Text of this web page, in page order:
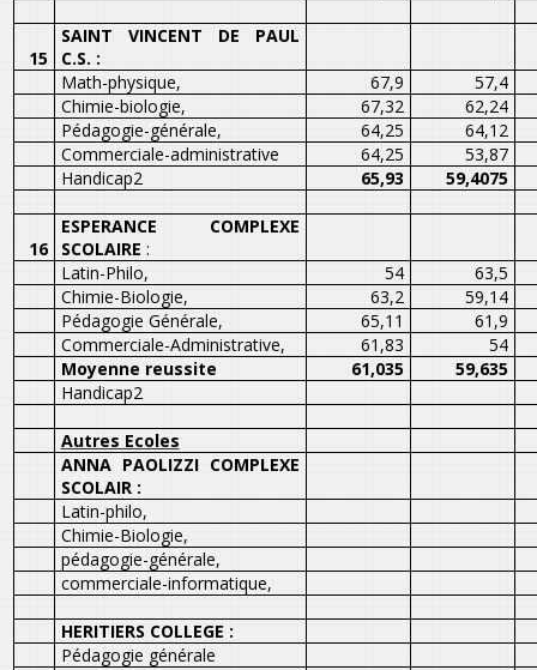
15
SAINT VINCENT DE PAUL
C.S. :
Math-physique,
67,9
57,4
Chimie-biologie,
67,32
62,24
Pédagogie-générale,
64,25
64,12
Commerciale-administrative
64,25
53,87
Handicap2
65,93 59,4075
16
ESPERANCE COMPLEXE
SCOLAIRE :
Latin-Philo,
54
63,5
Chimie-Biologie,
63,2
59,14
Pédagogie Générale,
65,11
61,9
Commerciale-Administrative,
61,83
54
Moyenne reussite
61,035
59,635
Handicap2
Autres Ecoles
ANNA PAOLIZZI COMPLEXE
SCOLAIR :
Latin-philo,
Chimie-Biologie,
pédagogie-générale,
commerciale-informatique,
HERITIERS COLLEGE :
Pédagogie générale